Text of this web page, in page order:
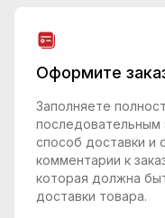
Оформите
Заполняете
последовательным
способ доставки и
комментарии к
которая должна
доставки товара.